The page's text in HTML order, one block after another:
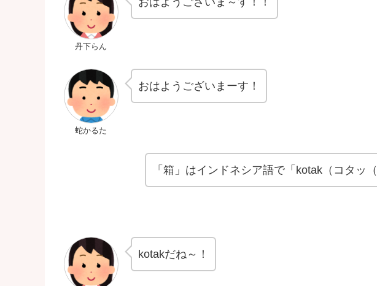
丹下らん
蛇かるた
おはようございまーす！
「箱」はインドネシア語で「kotak（コタッ
kotakだね～！